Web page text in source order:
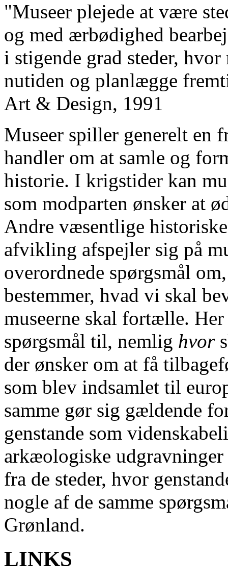
"Museer plejede at være
og med ærbødighed
i stigende grad steder,
nutiden og planlægge
Art & Design, 1991
Museer spiller generelt en
handler om at samle og
historie. I krigstider kan
som modparten ønsker at
Andre væsentlige
afvikling afspejler sig på
overordnede spørgsmål
bestemmer, hvad vi skal
museerne skal fortælle.
spørgsmål til, nemlig hvor
der ønsker om at få
som blev indsamlet til
samme gør sig gældende
genstande som
arkæologiske
fra de steder, hvor
nogle af de samme
Grønland.
LINKS